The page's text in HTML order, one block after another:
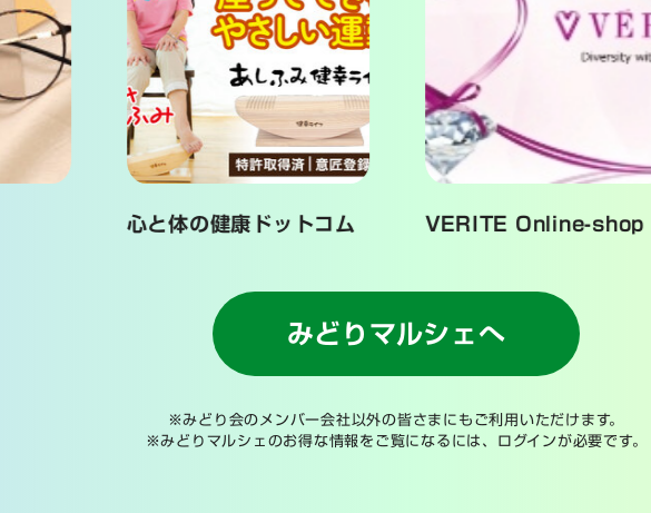
心と体の健康ドットコム VERITE Online-shop 株式会
みどりマルシェへ
※みどり会のメンバー会社以外の皆さまにもご利用いただけます。
※みどりマルシェのお得な情報をご覧になるには、ログインが必要です。